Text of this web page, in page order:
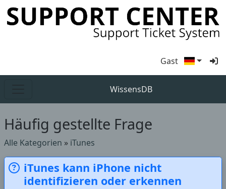
Gast
WissensDB
Häufig gestellte Frage
Alle Kategorien » iTunes
iTunes kann iPhone nicht
identifizieren oder erkennen